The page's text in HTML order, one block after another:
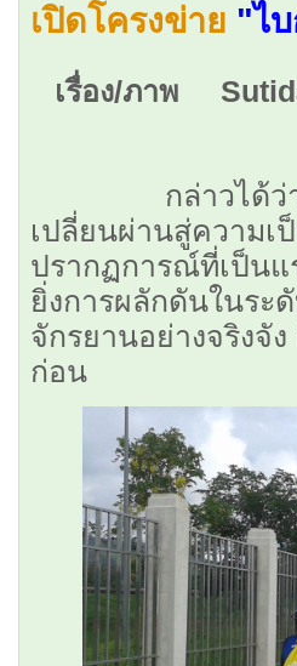
เปิดโครงข่าย "ไ
เรื่อง/ภาพ
กล่าวได้ว่าใน
เปลี่ยนผ่านสู่ความเ
ปรากฏการณ์ที่เป็นแ
ยิ่งการผลักดันในระ
จักรยานอย่างจริงจั
ก่อน